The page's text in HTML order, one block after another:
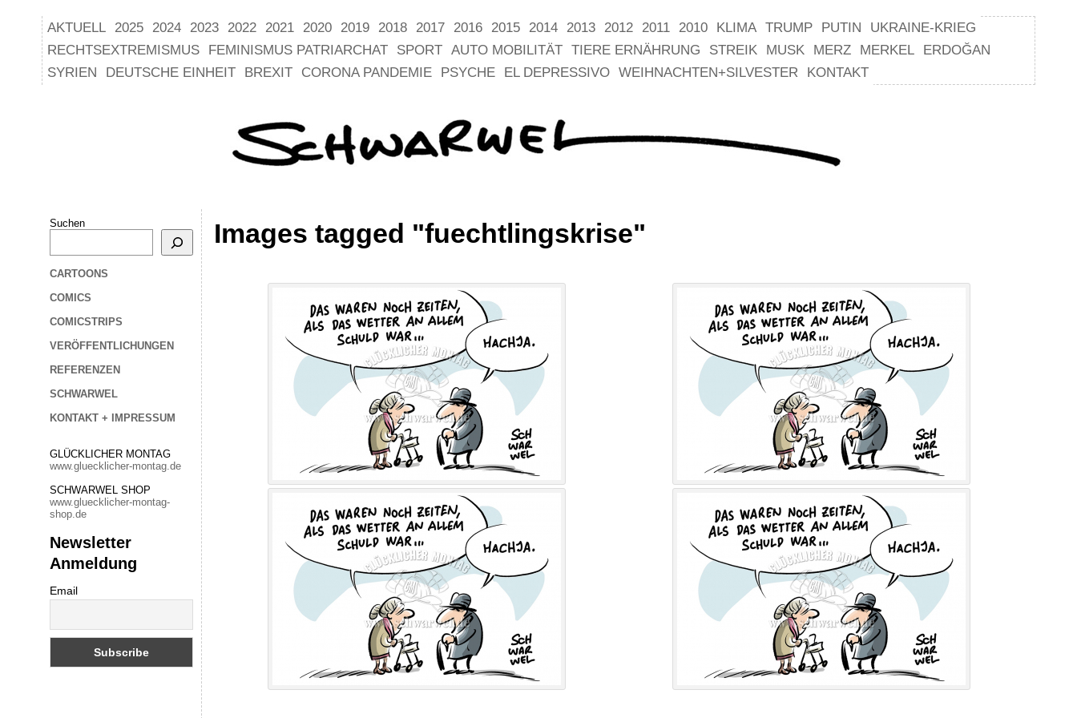
AKTUELL 2025 2024 2023 2022 2021 2020 2019 2018 2017 2016 2015 2014 2013 2012 2011 2010 KLIMA TRUMP PUTIN
UKRAINE-KRIEG
RECHTSEXTREMISMUS
FEMINISMUS PATRIARCHAT SPORT AUTO MOBILITÄT TIERE ERNÄHRUNG STREIK MUSK MERZ MERKEL
ERDOĞAN
SYRIEN
DEUTSCHE EINHEIT BREXIT CORONA PANDEMIE PSYCHE EL DEPRESSIVO WEIHNACHTEN+SILVESTER KONTAKT
Suchen
CARTOONS
COMICS
COMICSTRIPS
VERÖFFENTLICHUNGEN
REFERENZEN
SCHWARWEL
KONTAKT + IMPRESSUM
GLÜCKLICHER MONTAG
www.gluecklicher-montag.de
SCHWARWEL SHOP
www.gluecklicher-montag-
shop.de
Newsletter
Anmeldung
Email
Images tagged "fuechtlingskrise"